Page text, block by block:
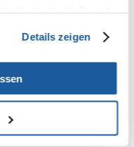
Details zeigen
2006)
NRC85)3874.0kcal/kg